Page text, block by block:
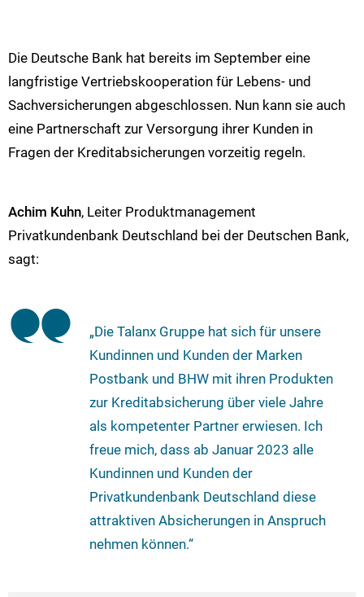
Die Deutsche Bank hat bereits im September eine
langfristige Vertriebskooperation für Lebens- und
Sachversicherungen abgeschlossen. Nun kann sie auch
eine Partnerschaft zur Versorgung ihrer Kunden in
Fragen der Kreditabsicherungen vorzeitig regeln.
Achim Kuhn, Leiter Produktmanagement
Privatkundenbank Deutschland bei der Deutschen Bank,
sagt:
„Die Talanx Gruppe hat sich für unsere
Kundinnen und Kunden der Marken
Postbank und BHW mit ihren Produkten
zur Kreditabsicherung über viele Jahre
als kompetenter Partner erwiesen. Ich
freue mich, dass ab Januar 2023 alle
Kundinnen und Kunden der
Privatkundenbank Deutschland diese
attraktiven Absicherungen in Anspruch
nehmen können.“